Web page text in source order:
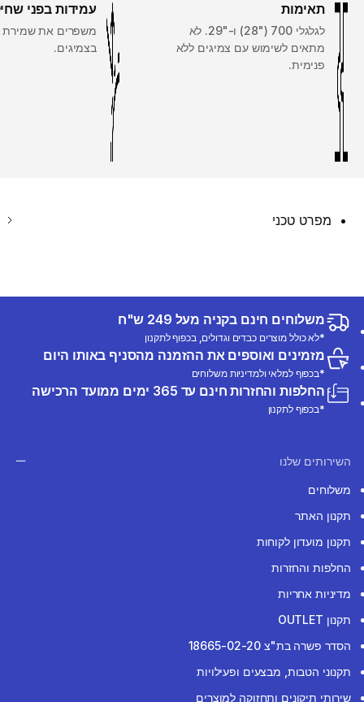
תאימות
לגלגלי 700 ("28) ו-"29. לא
מתאים לשימוש עם צמיגים ללא
פנימית.
עמידות בפני
משפרים את שמירת
בצמיגים.
מפרט טכני
משלוחים חינם בקניה מעל 249 ש"ח
*לא כולל מוצרים כבדים וגדולים, בכפוף לתקנון
מזמינים ואוספים את ההזמנה מהסניף באותו היום
*בכפוף למלאי ולמדיניות משלוחים
החלפות והחזרות חינם עד 365 ימים ממועד הרכישה
*בכפוף לתקנון
השירותים שלנו
משלוחים
תקנון האתר
תקנון מועדון לקוחות
החלפות והחזרות
מדיניות אחריות
תקנון OUTLET
הסדר פשרה בת"צ 18665-02-20
תקנוני הטבות, מבצעים ופעילויות
שירותי תיקונים ותחזוקה למוצרים